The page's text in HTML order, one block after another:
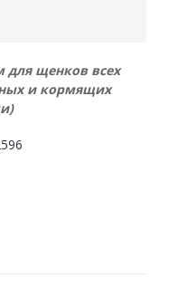
для щенков всех
и кормящих